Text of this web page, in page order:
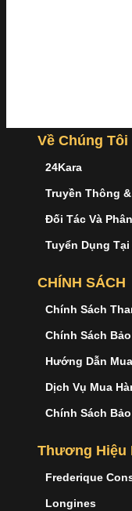
Về Chúng Tôi
24Kara
Truyền Thông
Đối Tác Và
Tuyển Dụng Tại
CHÍNH SÁCH
Chính Sách
Chính Sách
Hướng Dẫn
Dịch Vụ Mua
Chính Sách
Thương Hiệu
Frederique
Longines